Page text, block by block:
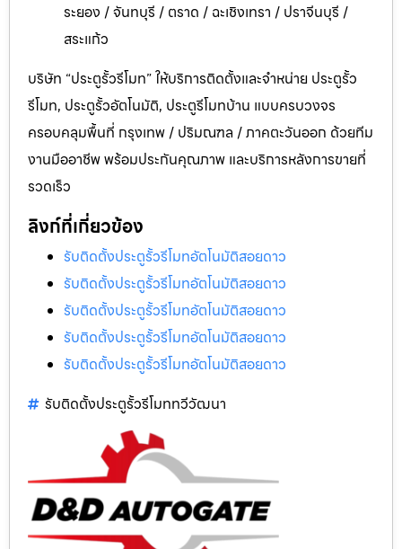
ระยอง / จันทบุรี / ตราด / ฉะเชิงเทรา / ปราจีนบุรี /
สระแก้ว
บริษัท “ประตูรั้วรีโมท” ให้บริการติดตั้งและจำหน่าย ประตูรั้ว
รีโมท, ประตูรั้วอัตโนมัติ, ประตูรีโมทบ้าน แบบครบวงจร
ครอบคลุมพื้นที่ กรุงเทพ / ปริมณฑล / ภาคตะวันออก ด้วยทีม
งานมืออาชีพ พร้อมประกันคุณภาพ และบริการหลังการขายที่
รวดเร็ว
ลิงก์ที่เกี่ยวข้อง
รับติดตั้งประตูรั้วรีโมทอัตโนมัติสอยดาว
รับติดตั้งประตูรั้วรีโมทอัตโนมัติสอยดาว
รับติดตั้งประตูรั้วรีโมทอัตโนมัติสอยดาว
รับติดตั้งประตูรั้วรีโมทอัตโนมัติสอยดาว
รับติดตั้งประตูรั้วรีโมทอัตโนมัติสอยดาว
รับติดตั้งประตูรั้วรีโมททวีวัฒนา